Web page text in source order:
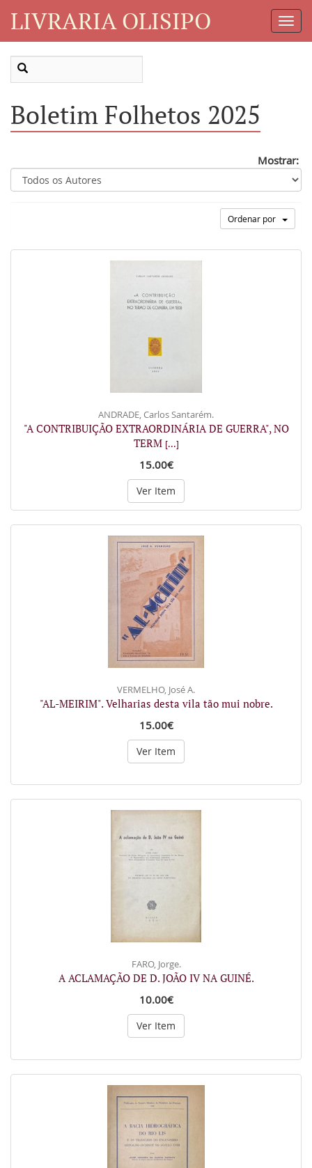
LIVRARIA OLISIPO
Boletim Folhetos 2025
Mostrar:
Ordenar por
ANDRADE, Carlos Santarém.
"A CONTRIBUIÇÃO EXTRAORDINÁRIA DE GUERRA", NO
TERM [...]
15.00€
Ver Item
VERMELHO, José A.
"AL-MEIRIM". Velharias desta vila tão mui nobre.
15.00€
Ver Item
FARO, Jorge.
A ACLAMAÇÃO DE D. JOÃO IV NA GUINÉ.
10.00€
Ver Item